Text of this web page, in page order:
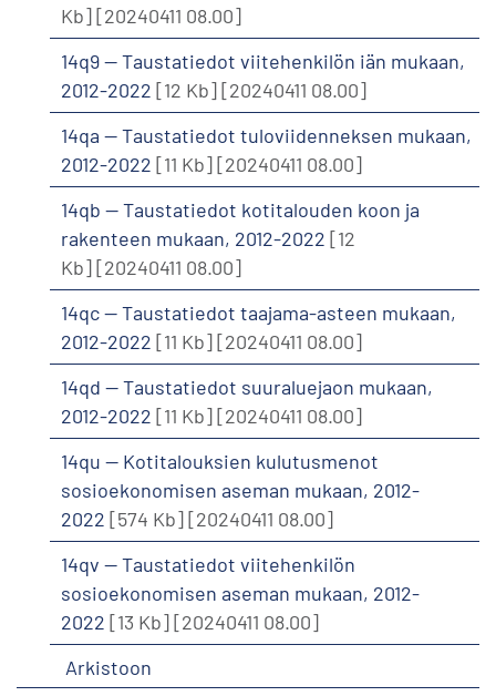
Kb][20240411 08.00]
14q9 -- Taustatiedot viitehenkilön iän mukaan,
2012-2022 [12 Kb][20240411 08.00]
14qa -- Taustatiedot tuloviidenneksen mukaan,
2012-2022 [11 Kb][20240411 08.00]
14qb -- Taustatiedot kotitalouden koon ja
rakenteen mukaan, 2012-2022 [12
Kb][20240411 08.00]
14qc -- Taustatiedot taajama-asteen mukaan,
2012-2022 [11 Kb][20240411 08.00]
14qd -- Taustatiedot suuraluejaon mukaan,
2012-2022 [11 Kb][20240411 08.00]
14qu -- Kotitalouksien kulutusmenot
sosioekonomisen aseman mukaan, 2012-
2022 [574 Kb][20240411 08.00]
14qv -- Taustatiedot viitehenkilön
sosioekonomisen aseman mukaan, 2012-
2022 [13 Kb][20240411 08.00]
Arkistoon